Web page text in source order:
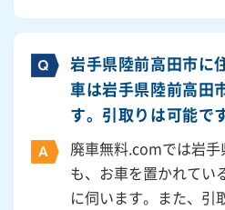
岩手県陸前高田市に
車は岩手県陸前高田
す。引取りは可能で
廃車無料.comでは岩
も、お車を置かれてい
に伺います。また、引